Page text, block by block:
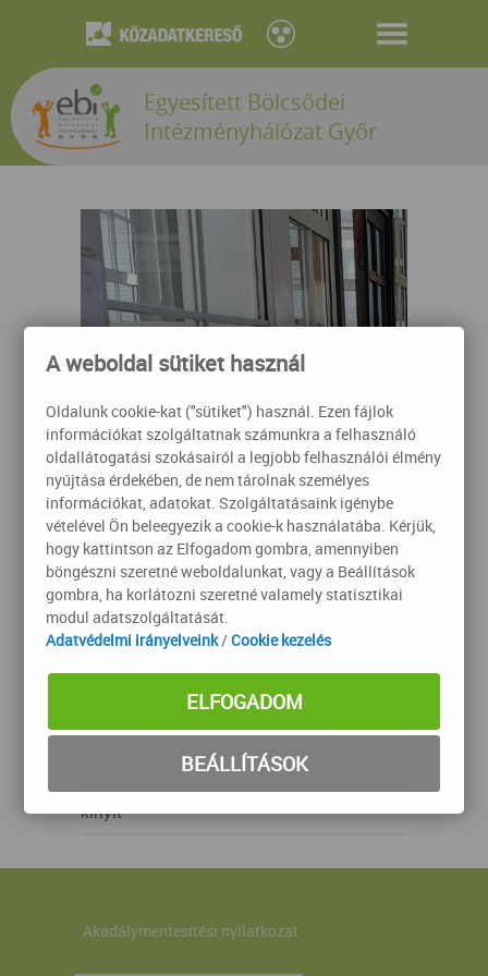
Egyesített Bölcsődei
Intézményhálózat Győr
kinyit
Akadálymentesítési nyilatkozat
A weboldal sütiket használ
Oldalunk cookie-kat ("sütiket") használ. Ezen fájlok
információkat szolgáltatnak számunkra a felhasználó
oldallátogatási szokásairól a legjobb felhasználói élmény
nyújtása érdekében, de nem tárolnak személyes
információkat, adatokat. Szolgáltatásaink igénybe
vételével Ön beleegyezik a cookie-k használatába. Kérjük,
hogy kattintson az Elfogadom gombra, amennyiben
böngészni szeretné weboldalunkat, vagy a Beállítások
gombra, ha korlátozni szeretné valamely statisztikai
modul adatszolgáltatását.
Adatvédelmi irányelveink/Cookie kezelés
ELFOGADOM
BEÁLLÍTÁSOK